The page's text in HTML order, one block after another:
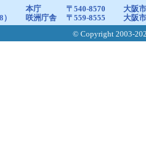
本庁 〒540-8570
大阪
咲洲庁舎
〒559-8555
大阪
© Copyright 2003-